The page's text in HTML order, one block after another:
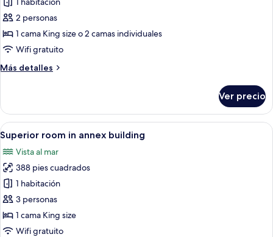
individuales
Standard
room
in
building
2 personas
1 cama King size o 2 camas individuales
Wifi gratuito
Más detalles
Más
room
in
annex
building
Ver precio
Abrir
todas
las
fotos
de
Superior
room
in
Habitación de hotel con cama,
8
Superior room in annex building
Vista al mar
388 pies cuadrados
1 habitación
3 personas
1 cama King size
Wifi gratuito